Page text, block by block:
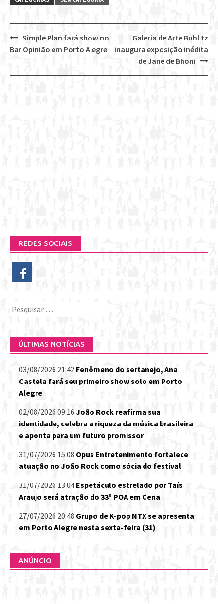
Post
Galeria de Arte Bublitz
inaugura exposição inédita
de Jane de Bhoni
Simple Plan fará show no
Bar Opinião em Porto Alegre
REDES SOCIAIS
Pesquisar
ÚLTIMAS NOTÍCIAS
03/08/2026 21:42 Fenômeno do sertanejo, Ana
Castela fará seu primeiro show solo em Porto
Alegre
02/08/2026 09:16 João Rock reafirma sua
identidade, celebra a riqueza da música brasileira
e aponta para um futuro promissor
31/07/2026 15:08 Opus Entretenimento fortalece
atuação no João Rock como sócia do festival
31/07/2026 13:04 Espetáculo estrelado por Taís
Araujo será atração do 33º POA em Cena
27/07/2026 20:48 Grupo de K-pop NTX se apresenta
em Porto Alegre nesta sexta-feira (31)
ANÚNCIO